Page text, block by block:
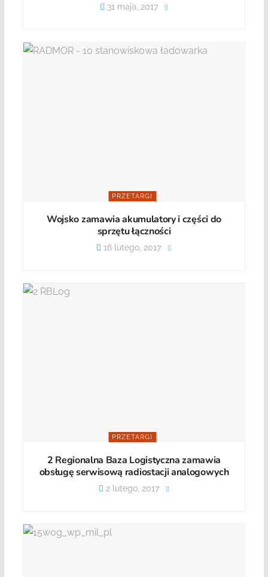
31 maja, 2017
PRZETARGI
Wojsko zamawia akumulatory i części do
sprzętu łączności
16 lutego, 2017
PRZETARGI
2 Regionalna Baza Logistyczna zamawia
obsługę serwisową radiostacji analogowych
2 lutego, 2017